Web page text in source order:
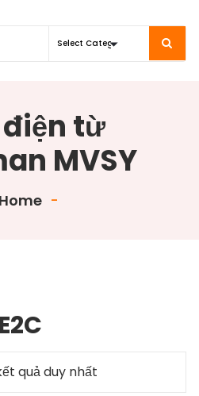
từ
MVSY
Home -
quả duy nhất